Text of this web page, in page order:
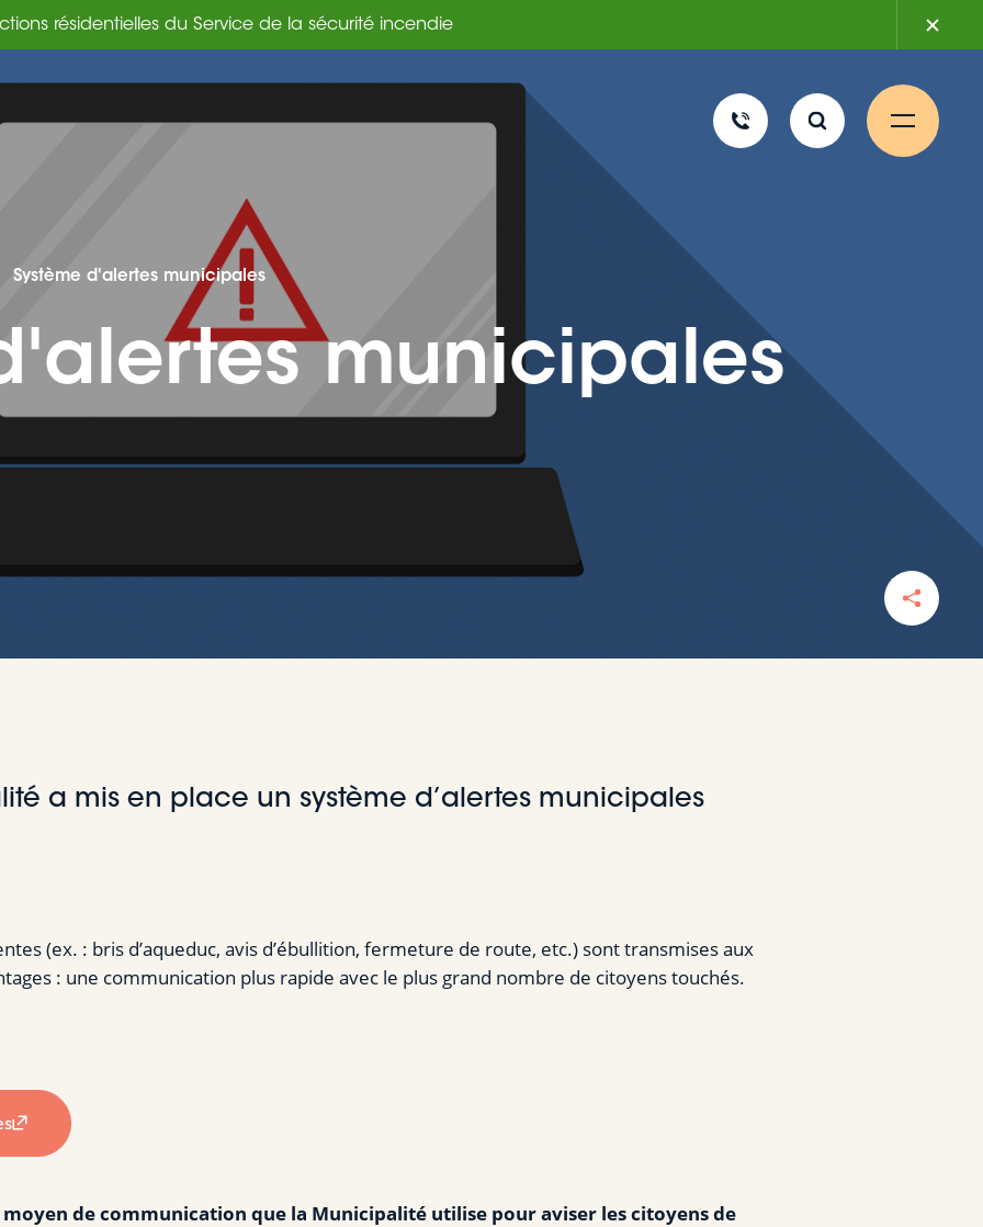
résidentielles du Service de la sécurité incendie 2 mars 2026
Système d'alertes municipales
municipales
a mis en place un système d’alertes municipales
(ex. : bris d’aqueduc, avis d’ébullition, fermeture de route, etc.) sont transmises aux
: une communication plus rapide avec le plus grand nombre de citoyens touchés.
moyen de communication que la Municipalité utilise pour aviser les citoyens de